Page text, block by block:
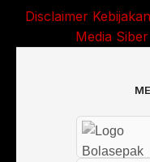
Disclaimer
Media Siber